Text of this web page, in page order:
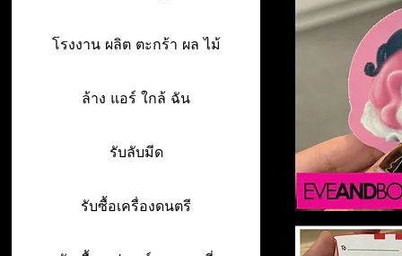
โรงงาน ผลิต ตะกร้า ผล ไม้
ล้าง แอร์ ใกล้ ฉัน
รับลับมีด
รับซื้อเครื่องดนตรี